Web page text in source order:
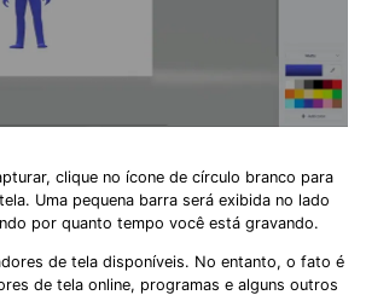
clique no ícone de círculo branco para
Uma pequena barra será exibida no lado
por quanto tempo você está gravando.
de tela disponíveis. No entanto, o fato é
de tela online, programas e alguns outros